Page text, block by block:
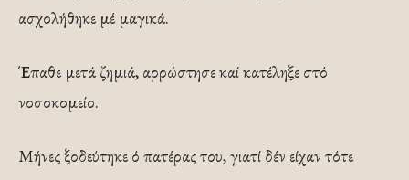
ασχολήθηκε μέ μαγικά.
Έπαθε μετά ζημιά, αρρώστησε καί κατέληξε στό
νοσοκομείο.
Μήνες ξοδεύτηκε ό πατέρας του, γιατί δέν είχαν τότε